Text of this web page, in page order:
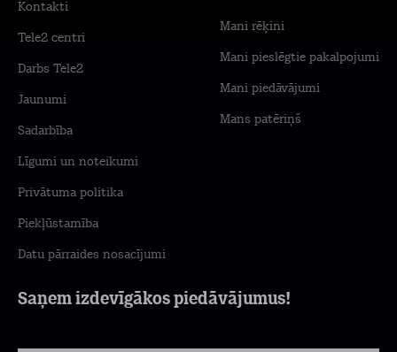
Saņem izdevīgākos piedāvājumus!
Kontakti
Tele2 centri
Darbs Tele2
Jaunumi
Sadarbība
Līgumi un noteikumi
Privātuma politika
Piekļūstamība
Datu pārraides nosacījumi
Mani rēķini
Mani pieslēgtie pakalpojumi
Mani piedāvājumi
Mans patēriņš